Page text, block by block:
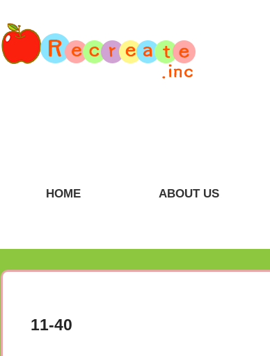
HOME ABOUT US
11-40